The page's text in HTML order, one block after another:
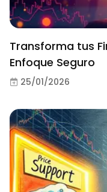
Transforma tus
Enfoque Seguro
25/01/2026